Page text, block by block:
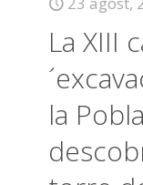
La XIII
la